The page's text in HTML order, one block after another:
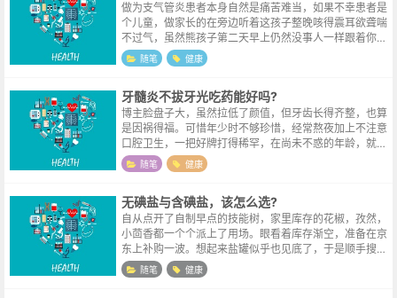
做为支气管炎患者本身自然是痛苦难当，如果不幸患者是
个儿童，做家长的在旁边听着这孩子整晚咳得震耳欲聋喘
不过气，虽然熊孩子第二天早上仍然没事人一样跟着你去
拍了个片，医生瞄了一眼检查报告告诉你只是有一点发
炎，不用过于担心。松一口气之余，总感...
随笔 健康
牙髓炎不拔牙光吃药能好吗?
博主脸盘子大，虽然拉低了颜值，但牙齿长得齐整，也算
是因祸得福。可惜年少时不够珍惜，经常熬夜加上不注意
口腔卫生，一把好牌打得稀罕，在尚未不惑的年龄，就战
损了一颗第一磨牙。祸不单行，某天吃工作餐的时候，稍
一用力，上排的第二前磨牙也劈裂了。...
随笔 健康
无碘盐与含碘盐，该怎么选?
自从点开了自制早点的技能树，家里库存的花椒，孜然，
小茴香都一个个派上了用场。眼看着库存渐空，准备在京
东上补购一波。想起来盐罐似乎也见底了，于是顺手搜了
一下食盐，平时都是顺手从超市拿几包，倒也没有特别留
意是否含碘，于是当含碘盐和无碘盐白...
随笔 健康